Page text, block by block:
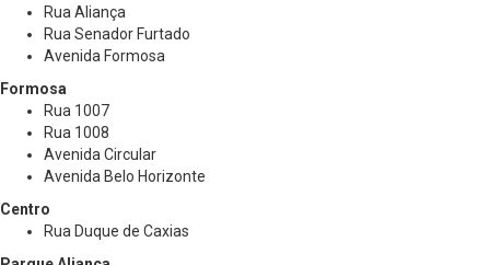
Rua Aliança
Rua Senador Furtado
Avenida Formosa
Formosa
Rua 1007
Rua 1008
Avenida Circular
Avenida Belo Horizonte
Centro
Rua Duque de Caxias